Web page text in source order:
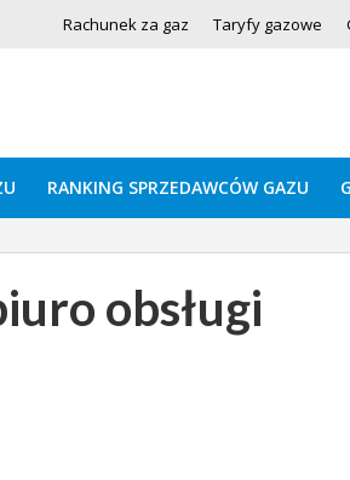
Rachunek za gaz Taryfy gazowe
RANKING SPRZEDAWCÓW GAZU
obsługi